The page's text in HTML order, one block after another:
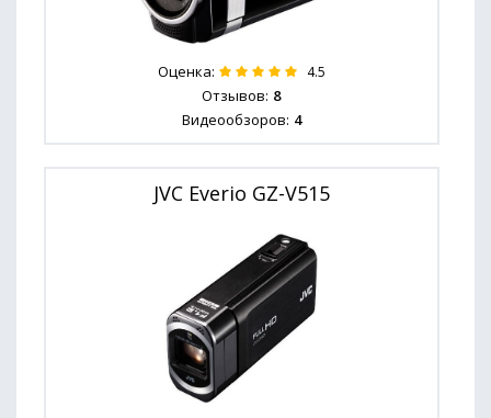
Оценка: 4.5
Отзывов: 8
Видеообзоров: 4
JVC Everio GZ-V515